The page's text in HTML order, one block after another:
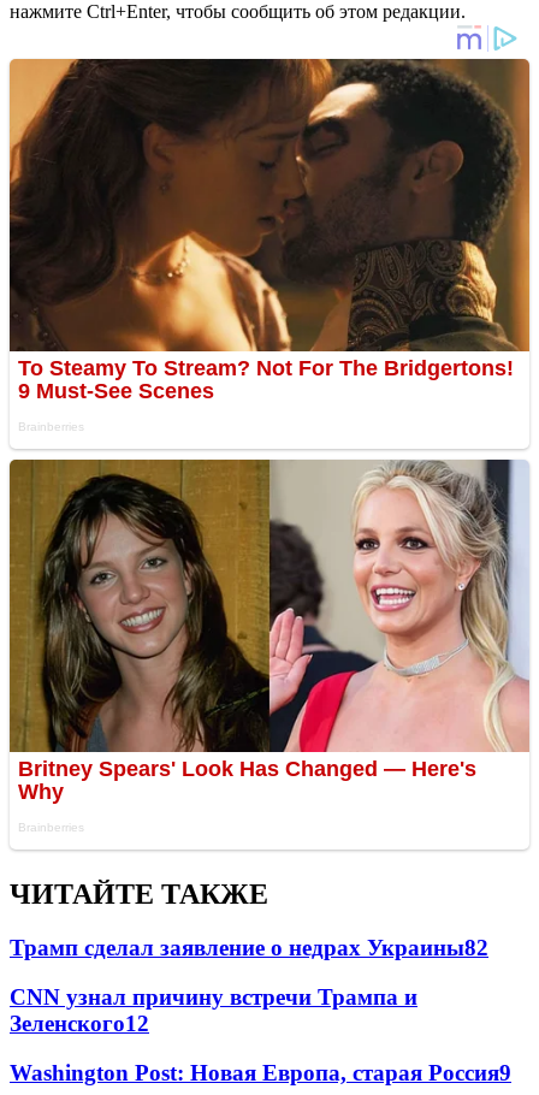
нажмите Ctrl+Enter, чтобы сообщить об этом редакции.
ЧИТАЙТЕ ТАКЖЕ
Трамп сделал заявление о недрах Украины82
CNN узнал причину встречи Трампа и
Зеленского12
Washington Post: Новая Европа, старая Россия9